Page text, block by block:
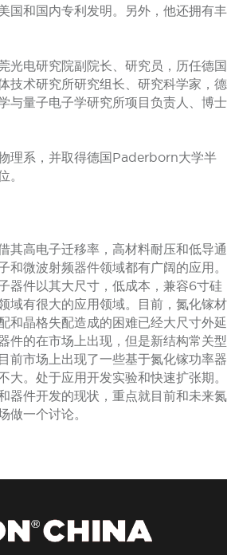
国和国内专利发明。另外，他还拥有丰
光电研究院副院长、研究员，历任德国
技术研究所研究组长、研究科学家，德
与量子电子学研究所项目负责人、博士
理系，并取得德国Paderborn大学半
。
其高电子迁移率，高材料耐压和低导通
和微波射频器件领域都有广阔的应用。
器件以其大尺寸，低成本，兼容6寸硅
域有很大的应用领域。目前，氮化镓材
和晶格失配造成的困难已经大尺寸外延
件的在市场上出现，但是新结构常关型
前市场上出现了一些基于氮化镓功率器
大。处于应用开发实验和快速扩张期。
器件开发的现状，重点就目前和未来氮
做一个讨论。